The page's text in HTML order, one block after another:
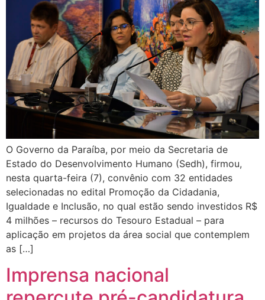
O Governo da Paraíba, por meio da Secretaria de
Estado do Desenvolvimento Humano (Sedh), firmou,
nesta quarta-feira (7), convênio com 32 entidades
selecionadas no edital Promoção da Cidadania,
Igualdade e Inclusão, no qual estão sendo investidos R$
4 milhões – recursos do Tesouro Estadual – para
aplicação em projetos da área social que contemplem
as […]
Imprensa nacional